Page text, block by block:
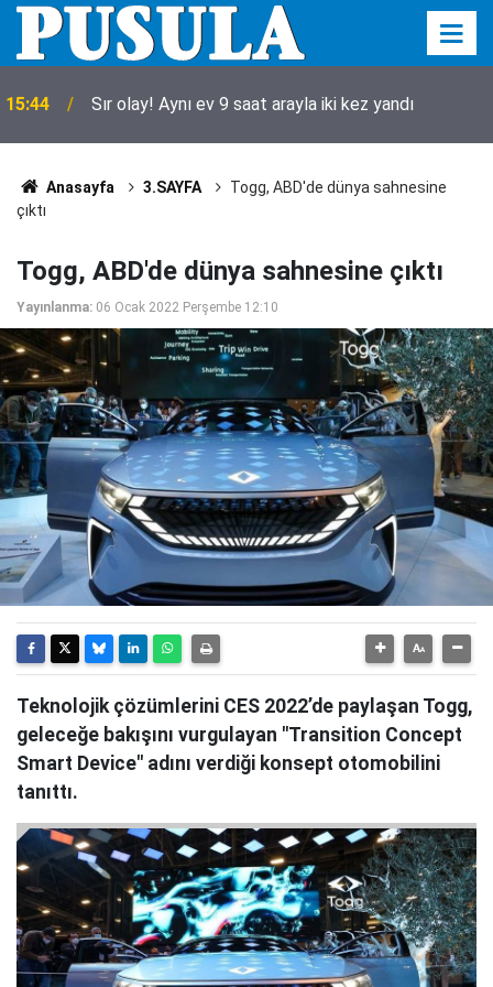
15:44 Sır olay! Aynı ev 9 saat arayla iki kez yandı
Anasayfa 3.SAYFA
Togg, ABD'de dünya sahnesine
çıktı
Togg, ABD'de dünya sahnesine çıktı
Yayınlanma: 06 Ocak 2022 Perşembe 12:10
Teknolojik çözümlerini CES 2022’de paylaşan Togg,
geleceğe bakışını vurgulayan "Transition Concept
Smart Device" adını verdiği konsept otomobilini
tanıttı.